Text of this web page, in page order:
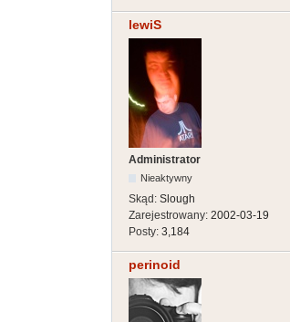
lewiS
Administrator
Nieaktywny
Skąd: Slough
Zarejestrowany: 2002-03-19
Posty: 3,184
perinoid